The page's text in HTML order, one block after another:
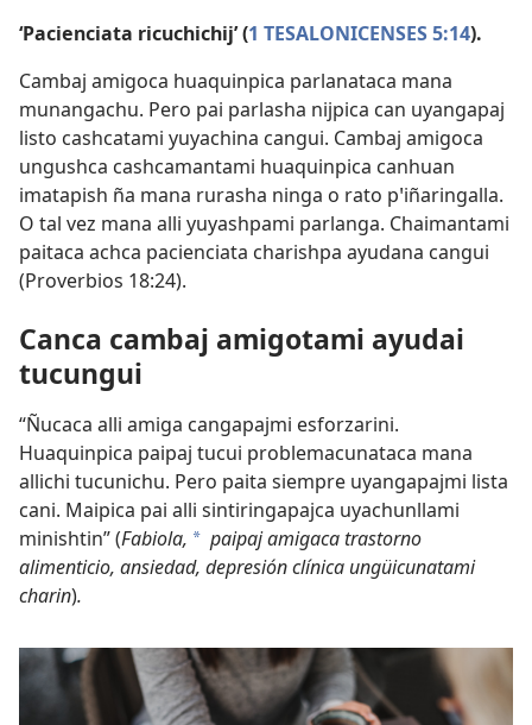
‘Pacienciata ricuchichij’ (1 TESALONICENSES 5:14).
Cambaj amigoca huaquinpica parlanataca mana
munangachu. Pero pai parlasha nijpica can uyangapaj
listo cashcatami yuyachina cangui. Cambaj amigoca
ungushca cashcamantami huaquinpica canhuan
imatapish ña mana rurasha ninga o rato pꞌiñaringalla.
O tal vez mana alli yuyashpami parlanga. Chaimantami
paitaca achca pacienciata charishpa ayudana cangui
(Proverbios 18:24).
Canca cambaj amigotami ayudai
tucungui
“Ñucaca alli amiga cangapajmi esforzarini.
Huaquinpica paipaj tucui problemacunataca mana
allichi tucunichu. Pero paita siempre uyangapajmi lista
cani. Maipica pai alli sintiringapajca uyachunllami
minishtin” (Fabiola, a paipaj amigaca trastorno
alimenticio, ansiedad, depresión clínica ungüicunatami
charin).